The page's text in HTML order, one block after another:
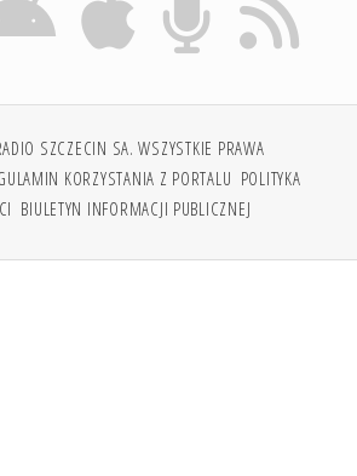
SZCZECIN SA. WSZYSTKIE PRAWA
KORZYSTANIA Z PORTALU POLITYKA
BIULETYN INFORMACJI PUBLICZNEJ